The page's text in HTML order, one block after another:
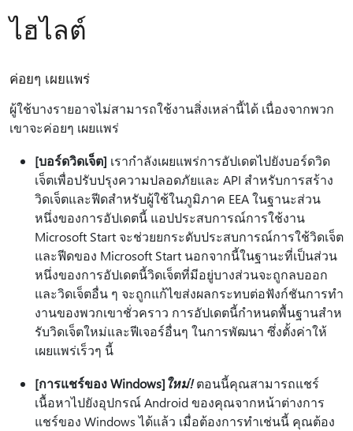
ไฮไลต์
ค่อยๆ เผยแพร่
ผู้ใช้บางรายอาจไม่สามารถใช้งานสิ่งเหล่านี้ได้ เนื่องจากพวก
เขาจะค่อยๆ เผยแพร่
[บอร์ดวิดเจ็ต] เรากําลังเผยแพร่การอัปเดตไปยังบอร์ดวิด
เจ็ตเพื่อปรับปรุงความปลอดภัยและ API สําหรับการสร้าง
วิดเจ็ตและฟีดสําหรับผู้ใช้ในภูมิภาค EEA ในฐานะส่วน
หนึ่งของการอัปเดตนี้ แอปประสบการณ์การใช้งาน
Microsoft Start จะช่วยยกระดับประสบการณ์การใช้วิดเจ็ต
และฟีดของ Microsoft Start นอกจากนี้ในฐานะที่เป็นส่วน
หนึ่งของการอัปเดตนี้วิดเจ็ตที่มีอยู่บางส่วนจะถูกลบออก
และวิดเจ็ตอื่น ๆ จะถูกแก้ไขส่งผลกระทบต่อฟังก์ชันการทํา
งานของพวกเขาชั่วคราว การอัปเดตนี้กําหนดพื้นฐานสําห
รับวิดเจ็ตใหม่และฟีเจอร์อื่นๆ ในการพัฒนา ซึ่งตั้งค่าให้
เผยแพร่เร็วๆ นี้
[การแชร์ของ Windows]ใหม่!ตอนนี้คุณสามารถแชร์
เนื้อหาไปยังอุปกรณ์ Android ของคุณจากหน้าต่างการ
แชร์ของ Windows ได้แล้ว เมื่อต้องการทําเช่นนี้ คุณต้อง